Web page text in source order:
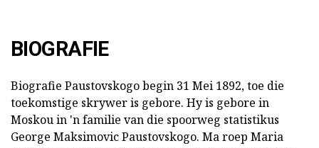
BIOGRAFIE
Biografie Paustovskogo begin 31 Mei 1892, toe die
toekomstige skrywer is gebore. Hy is gebore in
Moskou in 'n familie van die spoorweg statistikus
George Maksimovic Paustovskogo. Ma roep Maria